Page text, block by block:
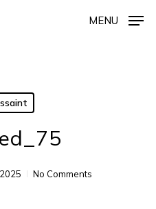
MENU
No Comments